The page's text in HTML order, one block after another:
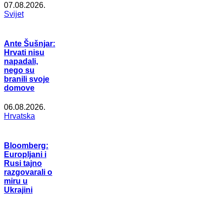
07.08.2026.
Svijet
Ante Šušnjar:
Hrvati nisu
napadali,
nego su
branili svoje
domove
06.08.2026.
Hrvatska
Bloomberg:
Europljani i
Rusi tajno
razgovarali o
miru u
Ukrajini